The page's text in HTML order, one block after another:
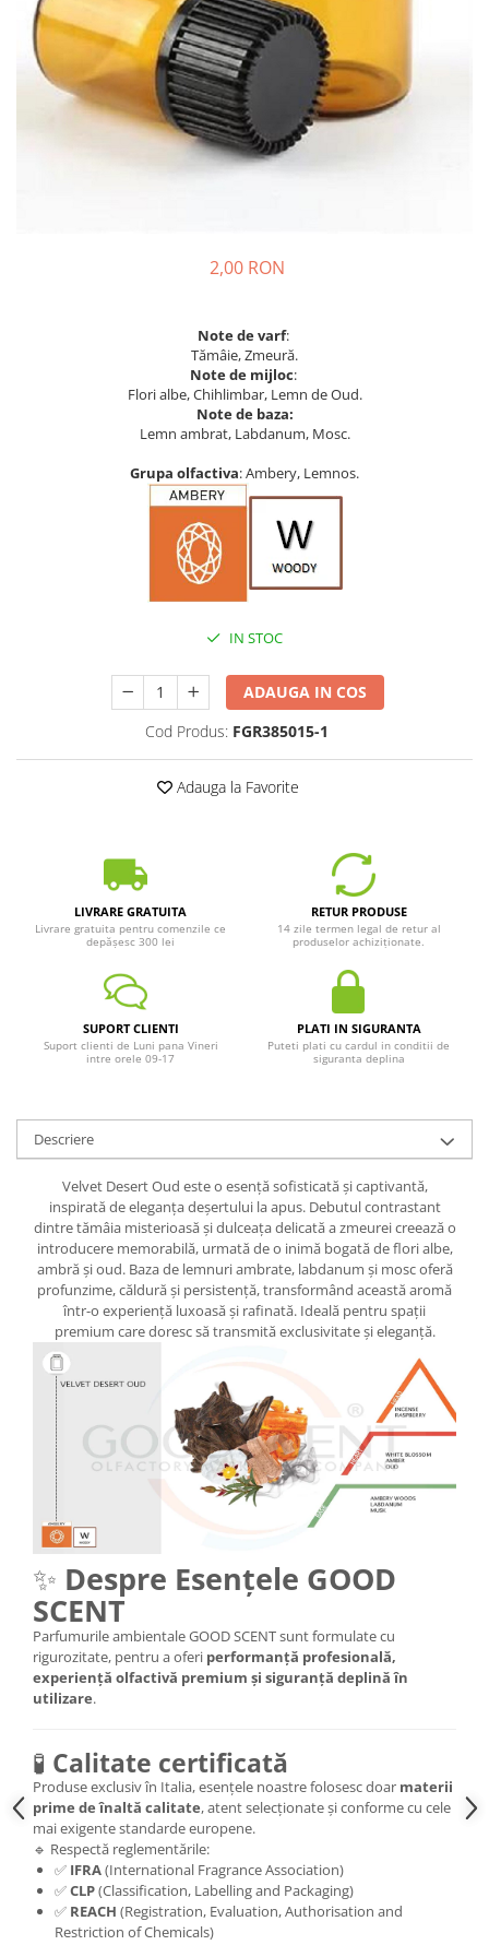
2,00 RON
Note de varf:
Tămâie, Zmeură.
Note de mijloc:
Flori albe, Chihlimbar, Lemn de Oud.
Note de baza:
Lemn ambrat, Labdanum, Mosc.
Grupa olfactiva: Ambery, Lemnos.
IN STOC
ADAUGA IN COS
Cod Produs: FGR385015-1
Adauga la Favorite
LIVRARE GRATUITA
Livrare gratuita pentru comenzile ce
depășesc 300 lei
RETUR PRODUSE
14 zile termen legal de retur al
produselor achiziționate.
SUPORT CLIENTI
Suport clienti de Luni pana Vineri
intre orele 09-17
PLATI IN SIGURANTA
Puteti plati cu cardul in conditii de
siguranta deplina
Descriere
Velvet Desert Oud este o esență sofisticată și captivantă,
inspirată de eleganța deșertului la apus. Debutul contrastant
dintre tămâia misterioasă și dulceața delicată a zmeurei creează o
introducere memorabilă, urmată de o inimă bogată de flori albe,
ambră și oud. Baza de lemnuri ambrate, labdanum și mosc oferă
profunzime, căldură și persistență, transformând această aromă
într-o experiență luxoasă și rafinată. Ideală pentru spații
premium care doresc să transmită exclusivitate și eleganță.
✨ Despre Esențele GOOD
SCENT
Parfumurile ambientale GOOD SCENT sunt formulate cu
rigurozitate, pentru a oferi performanță profesională,
experiență olfactivă premium și siguranță deplină în
utilizare.
🧪 Calitate certificată
Produse exclusiv în Italia, esențele noastre folosesc doar materii
prime de înaltă calitate, atent selecționate și conforme cu cele
mai exigente standarde europene.
🔹 Respectă reglementările:
✅ IFRA(International Fragrance Association)
✅CLP(Classification, Labelling and Packaging)
✅ REACH (Registration, Evaluation, Authorisation and
Restriction of Chemicals)